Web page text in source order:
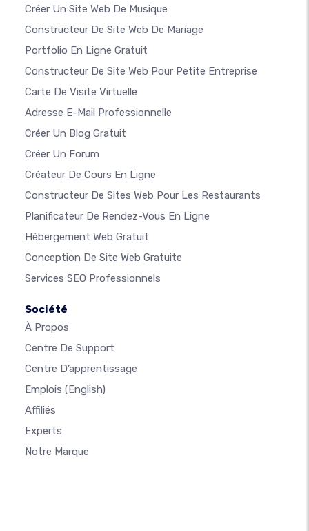
Créer Un Site Web De Musique
Constructeur De Site Web De Mariage
Portfolio En Ligne Gratuit
Constructeur De Site Web Pour Petite Entreprise
Carte De Visite Virtuelle
Adresse E-Mail Professionnelle
Créer Un Blog Gratuit
Créer Un Forum
Créateur De Cours En Ligne
Constructeur De Sites Web Pour Les Restaurants
Planificateur De Rendez-Vous En Ligne
Hébergement Web Gratuit
Conception De Site Web Gratuite
Services SEO Professionnels
Société
À Propos
Centre De Support
Centre D’apprentissage
Emplois (English)
Affiliés
Experts
Notre Marque